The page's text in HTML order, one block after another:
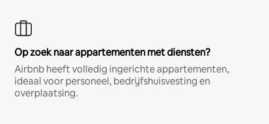
Op zoek naar appartementen met diensten?
Airbnb heeft volledig ingerichte appartementen,
ideaal voor personeel, bedrijfshuisvesting en
overplaatsing.